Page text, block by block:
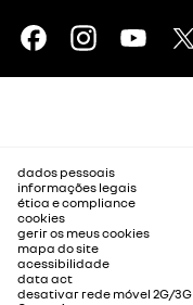
dados pessoais
informações legais
ética e compliance
cookies
gerir os meus cookies
mapa do site
acessibilidade
data act
desativar rede móvel 2G/3G